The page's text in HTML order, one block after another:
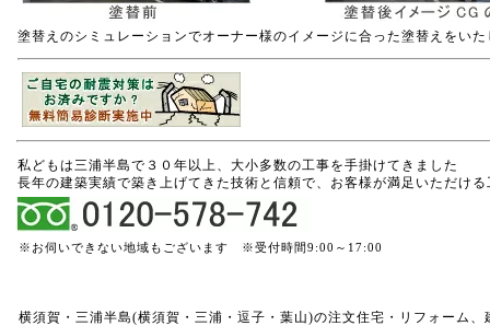
塗替えのシミュレーションでオーナー様のイメージに合った塗替えをいた
私どもは三浦半島で３０年以上、大小多数の工事を手掛けてきました
長年の建築実績で築き上げてきた技術と信頼で、お客様が満足いただけ
※お伺いできない地域もございます ※受付時間9:00～17:00
横須賀・三浦半島(横須賀・三浦・逗子・葉山)の注文住宅・リフォーム